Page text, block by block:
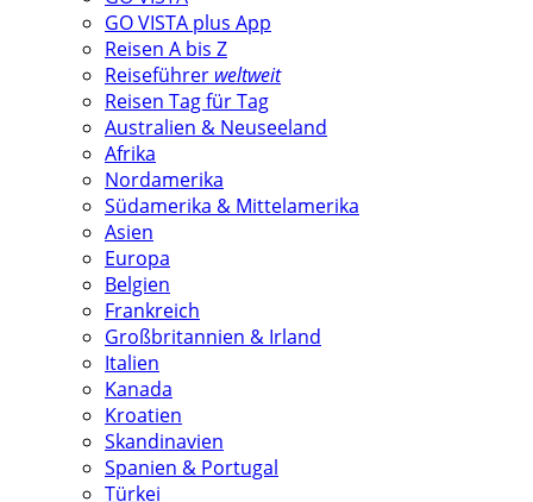
GO VISTA plus App
Reisen A bis Z
Reiseführer weltweit
Reisen Tag für Tag
Australien & Neuseeland
Afrika
Nordamerika
Südamerika & Mittelamerika
Asien
Europa
Belgien
Frankreich
Großbritannien & Irland
Italien
Kanada
Kroatien
Skandinavien
Spanien & Portugal
Türkei